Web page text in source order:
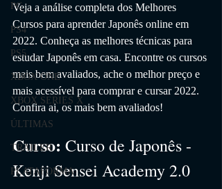
PC
PS4
PS5
XBOX ONE
XBOX SERIES X
ÚLTIMAS
TRAILER
PLATAFORMA
Veja a análise completa dos Melhores
Cursos para aprender Japonês online em
2022. Conheça as melhores técnicas para
estudar Japonês em casa. Encontre os cursos
mais bem avaliados, ache o melhor preço e
mais acessível para comprar e cursar 2022.
Confira ai, os mais bem avaliados!
Curso: Curso de Japonês -
Kenji Sensei Academy 2.0